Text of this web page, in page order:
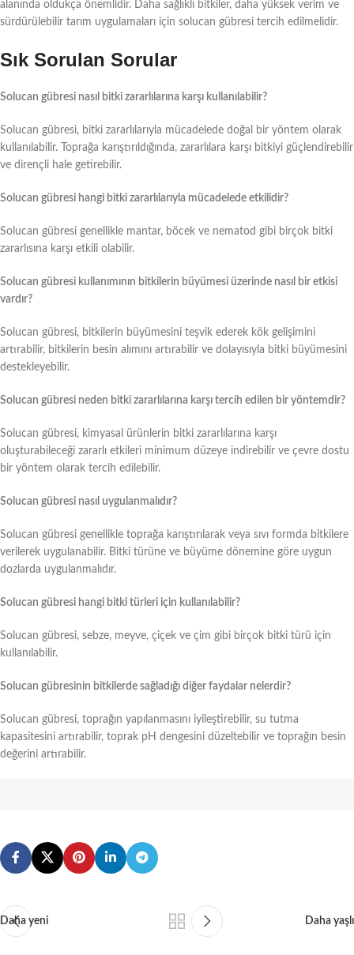
alanında oldukça önemlidir. Daha sağlıklı bitkiler, daha yüksek verim ve
sürdürülebilir tarım uygulamaları için solucan gübresi tercih edilmelidir.
Sık Sorulan Sorular
Solucan gübresi nasıl bitki zararlılarına karşı kullanılabilir?
Solucan gübresi, bitki zararlılarıyla mücadelede doğal bir yöntem olarak
kullanılabilir. Toprağa karıştırıldığında, zararlılara karşı bitkiyi güçlendirebilir
ve dirençli hale getirebilir.
Solucan gübresi hangi bitki zararlılarıyla mücadelede etkilidir?
Solucan gübresi genellikle mantar, böcek ve nematod gibi birçok bitki
zararlısına karşı etkili olabilir.
Solucan gübresi kullanımının bitkilerin büyümesi üzerinde nasıl bir etkisi
vardır?
Solucan gübresi, bitkilerin büyümesini teşvik ederek kök gelişimini
artırabilir, bitkilerin besin alımını artırabilir ve dolayısıyla bitki büyümesini
destekleyebilir.
Solucan gübresi neden bitki zararlılarına karşı tercih edilen bir yöntemdir?
Solucan gübresi, kimyasal ürünlerin bitki zararlılarına karşı
oluşturabileceği zararlı etkileri minimum düzeye indirebilir ve çevre dostu
bir yöntem olarak tercih edilebilir.
Solucan gübresi nasıl uygulanmalıdır?
Solucan gübresi genellikle toprağa karıştırılarak veya sıvı formda bitkilere
verilerek uygulanabilir. Bitki türüne ve büyüme dönemine göre uygun
dozlarda uygulanmalıdır.
Solucan gübresi hangi bitki türleri için kullanılabilir?
Solucan gübresi, sebze, meyve, çiçek ve çim gibi birçok bitki türü için
kullanılabilir.
Solucan gübresinin bitkilerde sağladığı diğer faydalar nelerdir?
Solucan gübresi, toprağın yapılanmasını iyileştirebilir, su tutma
kapasitesini artırabilir, toprak pH dengesini düzeltebilir ve toprağın besin
değerini artırabilir.
Daha yeni Daha yaşlı